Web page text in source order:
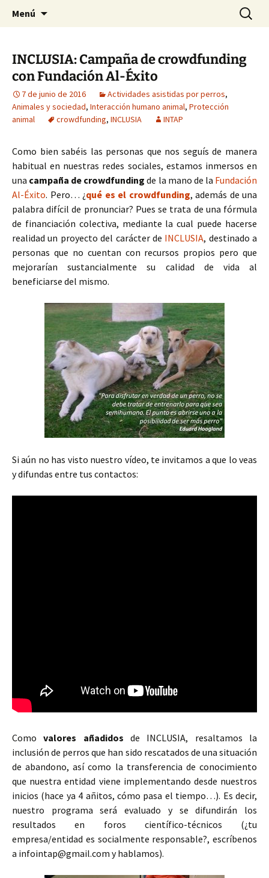
HABIER – Vínculo humano-
animal: Intervenciones,
Formación e Investigación
HABIER – Human-animal bond in
interventions, education & research
Menú Buscar:
INCLUSIA: Campaña de crowdfunding
con Fundación Al-Éxito
7 de junio de 2016 Actividades asistidas por perros,
Animales y sociedad, Interacción humano animal, Protección
animal
crowdfunding, INCLUSIA INTAP
Como bien sabéis las personas que nos seguís de manera
habitual en nuestras redes sociales, estamos inmersos en
una campaña de crowdfunding de la mano de la Fundación
Al-Éxito. Pero… ¿qué es el crowdfunding, además de una
palabra difícil de pronunciar? Pues se trata de una fórmula
de financiación colectiva, mediante la cual puede hacerse
realidad un proyecto del carácter de INCLUSIA, destinado a
personas que no cuentan con recursos propios pero que
mejorarían sustancialmente su calidad de vida al
beneficiarse del mismo.
Si aún no has visto nuestro vídeo, te invitamos a que lo veas
y difundas entre tus contactos:
Comovalores añadidosde INCLUSIA, resaltamos la
inclusión de perros que han sido rescatados de una situación
de abandono, así como la transferencia de conocimiento
que nuestra entidad viene implementando desde nuestros
inicios (hace ya 4 añitos, cómo pasa el tiempo…). Es decir,
nuestro programa será evaluado y se difundirán los
resultados en foros científico-técnicos (¿tu
empresa/entidad es socialmente responsable?, escríbenos
a infointap@gmail.com y hablamos).